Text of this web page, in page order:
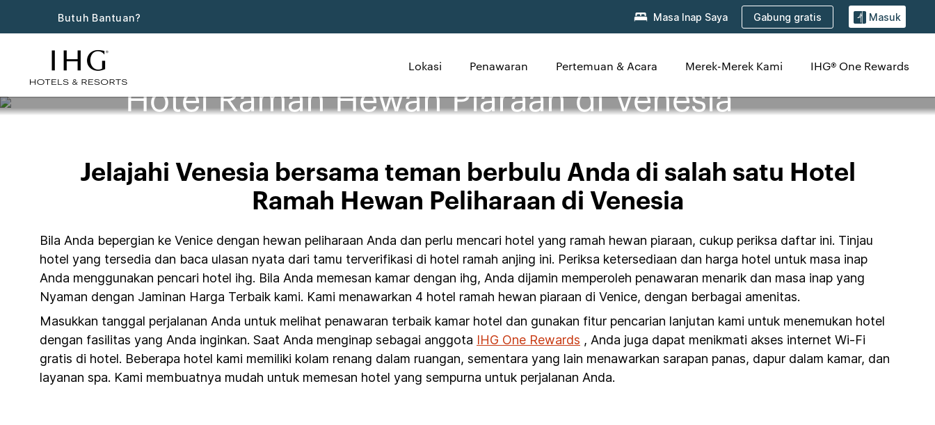
Butuh Bantuan? Masa Inap Saya Gabung gratis Masuk
Lokasi Penawaran Pertemuan & Acara Merek-Merek Kami IHG® One Rewards
Hotel Ramah Hewan Piaraan di Venesia
Jelajahi Venesia bersama teman berbulu Anda di salah satu Hotel
Ramah Hewan Peliharaan di Venesia
Bila Anda bepergian ke Venice dengan hewan peliharaan Anda dan perlu mencari hotel yang ramah hewan piaraan, cukup periksa daftar ini. Tinjau
hotel yang tersedia dan baca ulasan nyata dari tamu terverifikasi di hotel ramah anjing ini. Periksa ketersediaan dan harga hotel untuk masa inap
Anda menggunakan pencari hotel ihg. Bila Anda memesan kamar dengan ihg, Anda dijamin memperoleh penawaran menarik dan masa inap yang
Nyaman dengan Jaminan Harga Terbaik kami. Kami menawarkan 4 hotel ramah hewan piaraan di Venice, dengan berbagai amenitas.
Masukkan tanggal perjalanan Anda untuk melihat penawaran terbaik kamar hotel dan gunakan fitur pencarian lanjutan kami untuk menemukan hotel
dengan fasilitas yang Anda inginkan. Saat Anda menginap sebagai anggota IHG One Rewards , Anda juga dapat menikmati akses internet Wi-Fi
gratis di hotel. Beberapa hotel kami memiliki kolam renang dalam ruangan, sementara yang lain menawarkan sarapan panas, dapur dalam kamar, dan
layanan spa. Kami membuatnya mudah untuk memesan hotel yang sempurna untuk perjalanan Anda.